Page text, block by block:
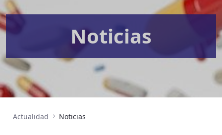
Noticias
Actualidad Noticias